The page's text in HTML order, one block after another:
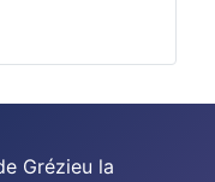
Grézieu la